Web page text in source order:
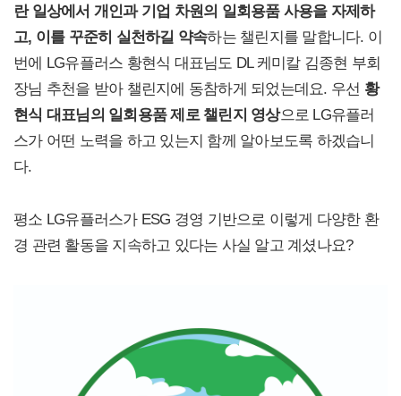
란 일상에서 개인과 기업 차원의 일회용품 사용을 자제하
고, 이를 꾸준히 실천하길 약속하는 챌린지를 말합니다. 이
번에 LG유플러스 황현식 대표님도 DL 케미칼 김종현 부회
장님 추천을 받아 챌린지에 동참하게 되었는데요. 우선 황
현식 대표님의 일회용품 제로 챌린지 영상으로 LG유플러
스가 어떤 노력을 하고 있는지 함께 알아보도록 하겠습니
다.
평소 LG유플러스가 ESG 경영 기반으로 이렇게 다양한 환
경 관련 활동을 지속하고 있다는 사실 알고 계셨나요?